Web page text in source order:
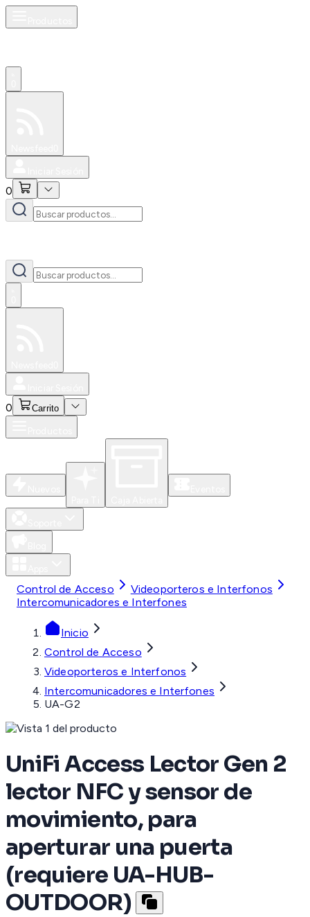
0
0 Carrito
Control de Acceso
Videoporteros e Interfonos
Intercomunicadores e Interfones
Inicio
Control de Acceso
Videoporteros e Interfonos
Intercomunicadores e Interfones
UA-G2
UniFi Access Lector Gen 2
lector NFC y sensor de
movimiento, para
aperturar una puerta
(requiere UA-HUB-
OUTDOOR)